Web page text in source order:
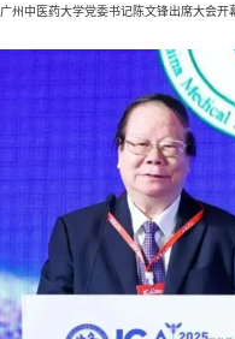
广州中医药大学党委书记陈文锋出席大会开